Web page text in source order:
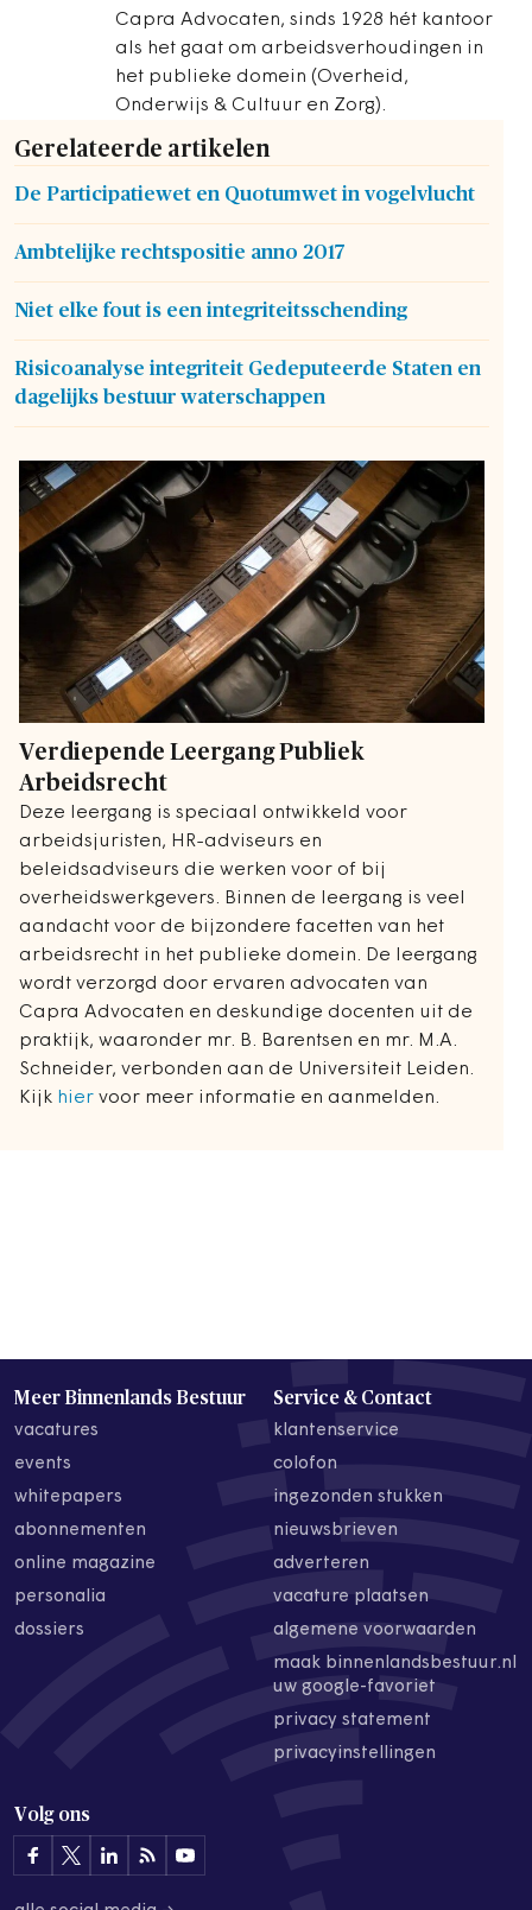
Capra Advocaten, sinds 1928 hét kantoor
als het gaat om arbeidsverhoudingen in
het publieke domein (Overheid,
Onderwijs & Cultuur en Zorg).
Gerelateerde artikelen
De Participatiewet en Quotumwet in vogelvlucht
Ambtelijke rechtspositie anno 2017
Niet elke fout is een integriteitsschending
Risicoanalyse integriteit Gedeputeerde Staten en
dagelijks bestuur waterschappen
Verdiepende Leergang Publiek
Arbeidsrecht
Deze leergang is speciaal ontwikkeld voor
arbeidsjuristen, HR-adviseurs en
beleidsadviseurs die werken voor of bij
overheidswerkgevers. Binnen de leergang is veel
aandacht voor de bijzondere facetten van het
arbeidsrecht in het publieke domein. De leergang
wordt verzorgd door ervaren advocaten van
Capra Advocaten en deskundige docenten uit de
praktijk, waaronder mr. B. Barentsen en mr. M.A.
Schneider, verbonden aan de Universiteit Leiden.
Kijk hier voor meer informatie en aanmelden.
Meer Binnenlands Bestuur
vacatures
events
whitepapers
abonnementen
online magazine
personalia
dossiers
Service & Contact
klantenservice
colofon
ingezonden stukken
nieuwsbrieven
adverteren
vacature plaatsen
algemene voorwaarden
maak binnenlandsbestuur.nl
uw google-favoriet
privacy statement
privacyinstellingen
Volg ons